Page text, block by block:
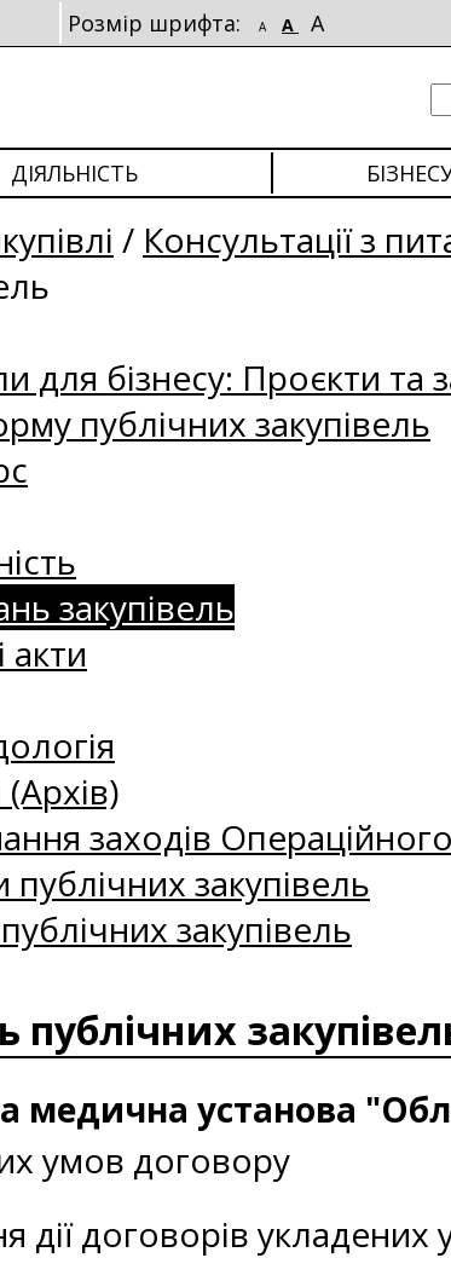
Розмір шрифта: A A A
ДІЯЛЬНІСТЬ
/ Консультації з
для бізнесу: Проєкти та
публічних закупівель
закупівель
заходів Операційного
закупівель
закупівель
публічних
медична установа
умов договору
дії договорів укладених